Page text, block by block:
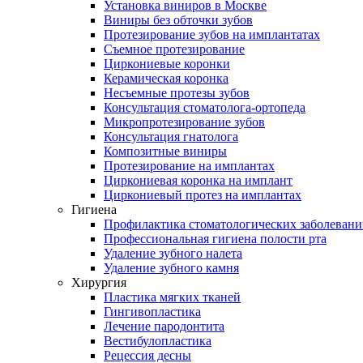
Установка виниров в Москве
Виниры без обточки зубов
Протезирование зубов на имплантатах
Съемное протезирование
Циркониевые коронки
Керамическая коронка
Несъемные протезы зубов
Консультация стоматолога-ортопеда
Микропротезирование зубов
Консультация гнатолога
Композитные виниры
Протезирование на имплантах
Циркониевая коронка на имплант
Циркониевый протез на имплантах
Гигиена
Профилактика стоматологических
Профессиональная гигиена полости рта
Удаление зубного налета
Удаление зубного камня
Хирургия
Пластика мягких тканей
Гингивопластика
Лечение пародонтита
Вестибулопластика
Рецессия десны